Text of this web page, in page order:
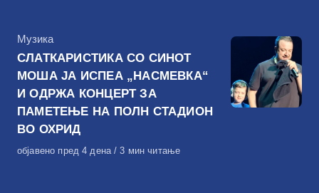
КАтегорија
Музика
СЛАТКАРИСТИКА СО СИНОТ
МОША ЈА ИСПЕА „НАСМЕВКА“
И ОДРЖА КОНЦЕРТ ЗА
ПАМЕТЕЊЕ НА ПОЛН СТАДИОН
ВО ОХРИД
Објавено
објавено пред 4 дена 3 мин читање